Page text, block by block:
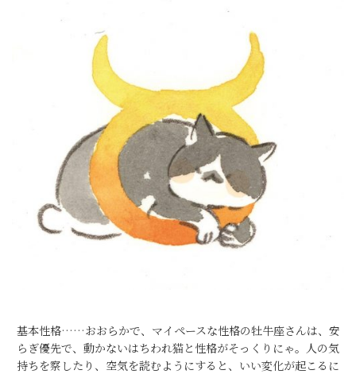
基本性格……おおらかで、マイペースな性格の牡牛座さんは、安
らぎ優先で、動かないはちわれ猫と性格がそっくりにゃ。人の気
持ちを察したり、空気を読むようにすると、いい変化が起こるに